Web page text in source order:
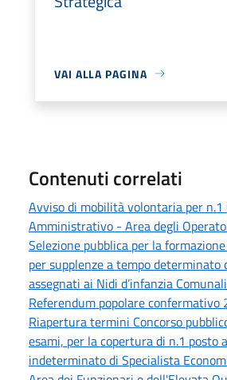
VAI ALLA PAGINA
Contenuti correlati
Avviso di mobilità volontaria per n.1
Amministrativo - Area degli
Selezione pubblica per la
per supplenze a tempo determinato
assegnati ai Nidi d’infanzia Comunali
Referendum popolare
Riapertura termini Concorso
esami, per la copertura di n.1 posto
indeterminato di Specialista